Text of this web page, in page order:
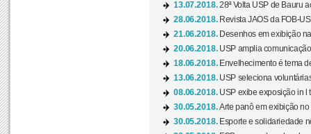
13.07.2018.28ª Volta USP de Bauru
28.06.2018. Revista JAOS da FOB-
21.06.2018. Desenhos em exibição
20.06.2018. USP amplia
18.06.2018. Envelhecimento é tema
13.06.2018. USP seleciona
08.06.2018. USP exibe exposição in l
30.05.2018.Arte panô em exibição no
30.05.2018. Esporte e solidariedade